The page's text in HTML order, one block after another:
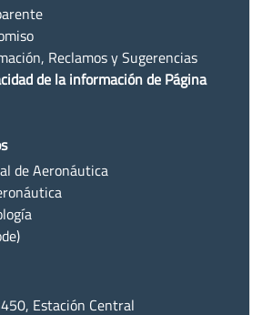
Reclamos y Sugerencias
de la información de Página
de Aeronáutica
Estación Central